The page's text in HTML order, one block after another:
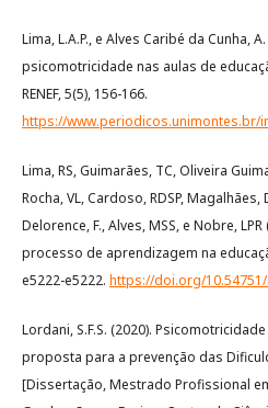
Lima, L.A.P., e Alves Caribé da Cunha,
psicomotricidade nas aulas de
RENEF, 5(5), 156-166.
https://www.periodicos.unimontes.br/
Lima, RS, Guimarães, TC, Oliveira
Rocha, VL, Cardoso, RDSP, Magalhães,
Delorence, F., Alves, MSS, e Nobre,
processo de aprendizagem na
e5222-e5222. https://doi.org/
Lordani, S.F.S. (2020).
proposta para a prevenção das
[Dissertação, Mestrado Profissional